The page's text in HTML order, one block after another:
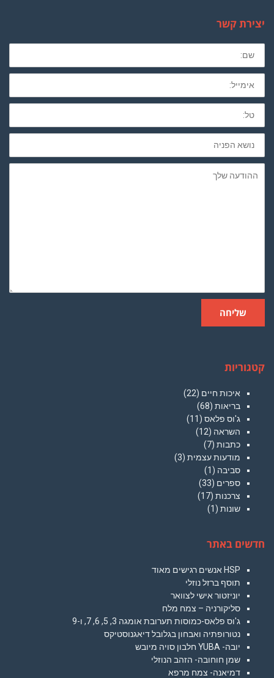
יצירת קשר
שם
מלא
חובה
לא
חובה
נושא
הפניה
ההודעה
שלך
שליחה
קטגוריות
איכות חיים (22)
בריאות (68)
ג'וס פלאס (11)
השראה (12)
כתבות (7)
מודעות עצמית (3)
סביבה (1)
ספרים (33)
צרכנות (17)
שונות (1)
חדשים באתר
HSP אנשים רגישים מאוד
תוסף ברזל נוזלי
יוניזטור אישי לצוואר
סליקורניה – צמח מלח
ג'וס פלאס-כמוסות תערובת אומגה 3, 5, 6, 7, ו-9
נטורופתיה ואבחון בגלובל דיאגנוסטיקס
יובה- YUBA חלבון סויה מיובש
שמן חוחובה- הזהב הנוזלי
דמיאנה- צמח מרפא